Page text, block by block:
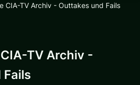
CIA-TV Archiv - Outtakes und Fails
TV Archiv -
Fails